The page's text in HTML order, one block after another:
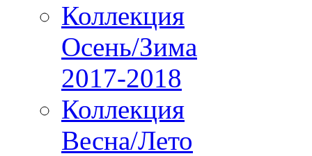
Коллекция
Осень/Зима
2017-2018
Коллекция
Весна/Лето